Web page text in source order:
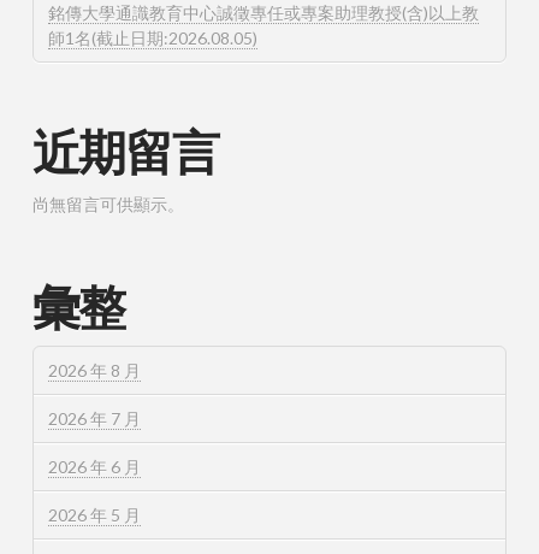
銘傳大學通識教育中心誠徵專任或專案助理教授(含)以上教
師1名(截止日期:2026.08.05)
近期留言
尚無留言可供顯示。
彙整
2026 年 8 月
2026 年 7 月
2026 年 6 月
2026 年 5 月